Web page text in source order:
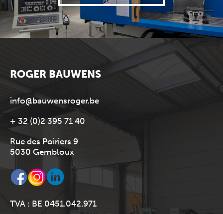
ROGER BAUWENS
info@bauwensroger.be
+ 32 (0)2 395 71 40
Rue des Poiriers 9
5030 Gembloux
TVA : BE 0451.042.971